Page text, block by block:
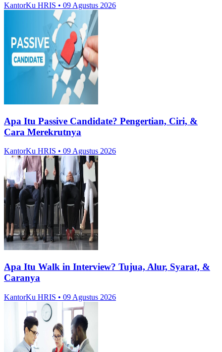
KantorKu HRIS • 09 Agustus 2026
Apa Itu Passive Candidate? Pengertian, Ciri, &
Cara Merekrutnya
KantorKu HRIS • 09 Agustus 2026
Apa Itu Walk in Interview? Tujua, Alur, Syarat, &
Caranya
KantorKu HRIS • 09 Agustus 2026